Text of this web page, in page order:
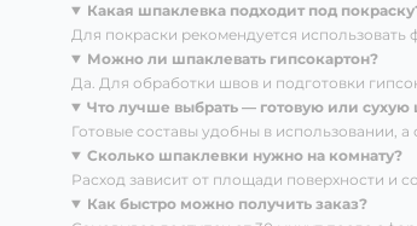
Какая шпаклевка подходит под
Для покраски рекомендуется
Можно ли шпаклевать гипсокартон?
Да. Для обработки швов и подготовки
Что лучше выбрать — готовую или сухую
Готовые составы удобны в использовании,
Сколько шпаклевки нужно на комнату?
Расход зависит от площади поверхности и
Как быстро можно получить заказ?